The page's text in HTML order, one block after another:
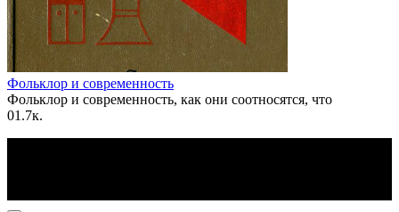
Фольклор и современность
Фольклор и современность, как они соотносятся, что
01.7к.